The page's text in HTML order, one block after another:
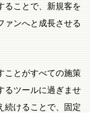
ることで、新規客を
ァンへと成長させる
ことがすべての施策
るツールに過ぎませ
続けることで、固定